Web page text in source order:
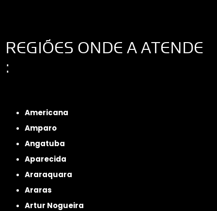
REGIÕES ONDE A ATENDE
:
Americana
Amparo
Angatuba
Aparecida
Araraquara
Araras
Artur Nogueira